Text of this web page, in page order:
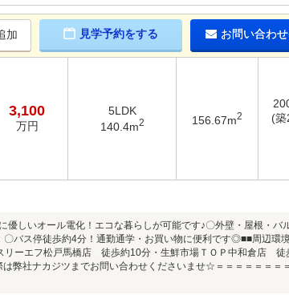
加 見学予約をする お問い合わ
3,100
万円
5LDK
140.4m2 156.67m2
(築
しいオール電化！エコな暮らしが可能です♪〇外壁・屋根・バ
バス停徒歩約4分！通勤通学・お買い物に便利です◎■■周辺環
ーエフ松戸馬橋店 徒歩約10分・生鮮市場ＴＯＰ中和倉店 徒
弊社ナカジツまでお問い合わせくださいませ☆＝＝＝＝＝＝＝